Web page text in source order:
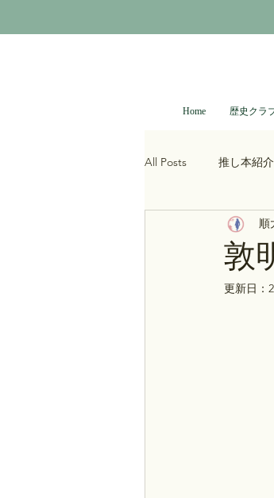
Home 歴史クラ
All Posts 推し本紹介
大河ドラマ
青木裕司と中島浩
敦
順
更新日：